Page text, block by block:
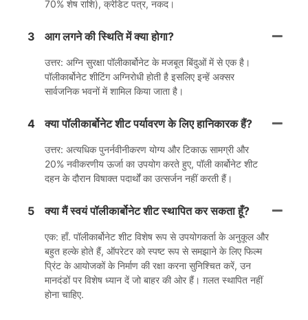
70% शेष राशि), क्रेडिट पत्र, नकद।
3 आग लगने की स्थिति में क्या होगा?
उत्तर: अग्नि सुरक्षा पॉलीकार्बोनेट के मजबूत बिंदुओं में से एक है।
पॉलीकार्बोनेट शीटिंग अग्निरोधी होती है इसलिए इन्हें अक्सर
सार्वजनिक भवनों में शामिल किया जाता है।
4 क्या पॉलीकार्बोनेट शीट पर्यावरण के लिए हानिकारक हैं?
उत्तर: अत्यधिक पुनर्नवीनीकरण योग्य और टिकाऊ सामग्री और
20% नवीकरणीय ऊर्जा का उपयोग करते हुए, पॉली कार्बोनेट शीट
दहन के दौरान विषाक्त पदार्थों का उत्सर्जन नहीं करती हैं।
5 क्या मैं स्वयं पॉलीकार्बोनेट शीट स्थापित कर सकता हूँ?
एक: हाँ. पॉलीकार्बोनेट शीट विशेष रूप से उपयोगकर्ता के अनुकूल और
बहुत हल्के होते हैं, ऑपरेटर को स्पष्ट रूप से समझाने के लिए फिल्म
प्रिंट के आयोजकों के निर्माण की रक्षा करना सुनिश्चित करें, उन
मानदंडों पर विशेष ध्यान दें जो बाहर की ओर हैं। ग़लत स्थापित नहीं
होना चाहिए.